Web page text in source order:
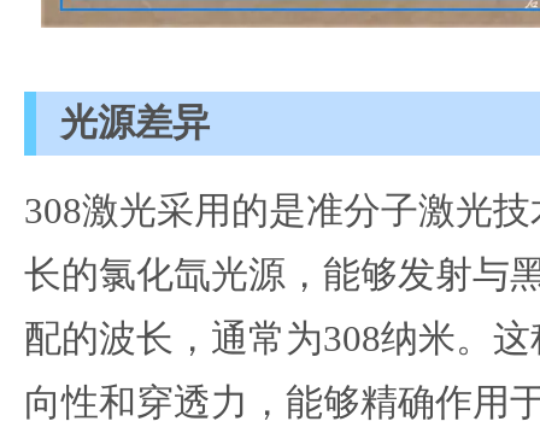
光源差异
308激光采用的是准分子激光
长的氯化氙光源，能够发射与
配的波长，通常为308纳米。
向性和穿透力，能够精确作用